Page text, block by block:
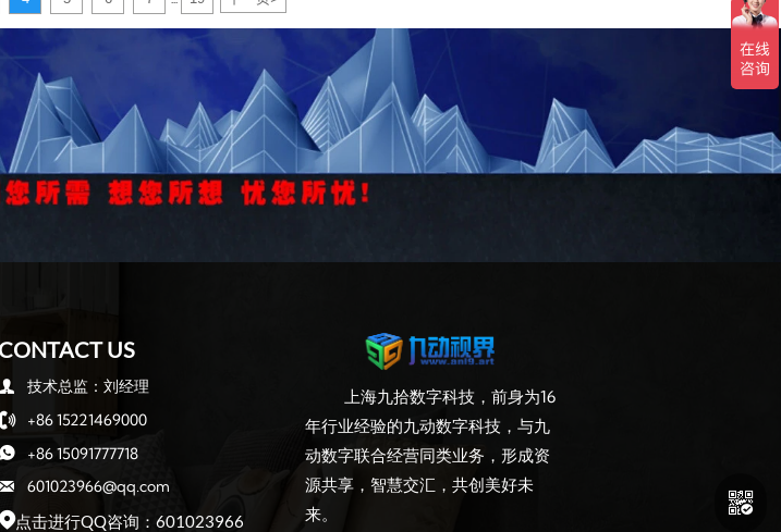
CONTACT US
 技术总监：刘经理
 +86 15221469000
 +86 15091777718

601023966@qq.com
点击进行QQ咨询：601023966
上海九拾数字科技，前身为16
年行业经验的九动数字科技，与九
动数字联合经营同类业务，形成资
源共享，智慧交汇，共创美好未
来。
